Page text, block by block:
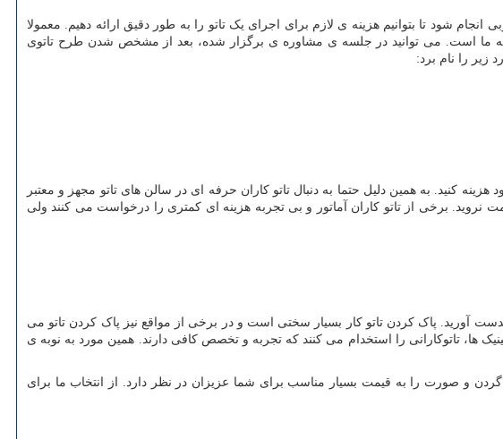
شود تا بتوانیم هزینه ی لازم برای اجرای یک تاتو را به طور دقیق ارائه دهیم. معمولا
ما است. می توانید در جلسه ی مشاوره ی برگزار شده، بعد از مشخص شدن طرح تاتوی
زیر را نام برد:
کنید. به همین دلیل حتما به دنبال تاتو کاران حرفه ای در سالن های تاتو مجهز و معتبر
برخی از تاتو کاران آماتور و بی تجربه هزینه ای کمتری را درخواست می کنند ولی
آورید. پاک کردن تاتو کار بسیار سختی است و در برخی از مواقع نیز پاک کردن تاتو می
ها، تاتوکارانی را استخدام می کنند که تجربه و تخصص کافی دارند. همین مورد به نوبه ی
و صورت را به قیمت بسیار مناسب برای شما عزیزان در نظر دارد. از انتخاب ما برای